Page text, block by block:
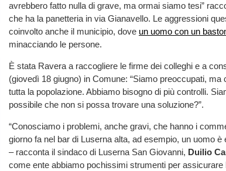
avrebbero fatto nulla di grave, ma ormai siamo tesi”
che ha la panetteria in via Gianavello. Le aggressioni
coinvolto anche il municipio, dove un uomo con un
minacciando le persone.
È stata Ravera a raccogliere le firme dei colleghi e a
(giovedì 18 giugno) in Comune: “Siamo preoccupati, ma
tutta la popolazione. Abbiamo bisogno di più controlli.
possibile che non si possa trovare una soluzione?”.
“Conosciamo i problemi, anche gravi, che hanno i
giorno fa nel bar di Luserna alta, ad esempio, un uomo è
– racconta il sindaco di Luserna San Giovanni, Duilio
come ente abbiamo pochissimi strumenti per assicurare